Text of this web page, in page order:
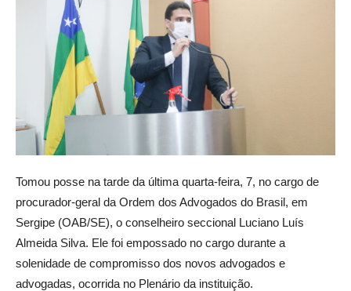
Tomou posse na tarde da última quarta-feira, 7, no cargo de
procurador-geral da Ordem dos Advogados do Brasil, em
Sergipe (OAB/SE), o conselheiro seccional Luciano Luís
Almeida Silva. Ele foi empossado no cargo durante a
solenidade de compromisso dos novos advogados e
advogadas, ocorrida no Plenário da instituição.